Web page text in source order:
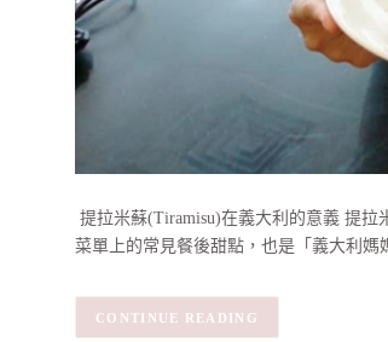
提拉米蘇(Tiramisu)在義大利的意義 提
菜單上的常見餐後甜點，也是「義大利
CONTINUE READING